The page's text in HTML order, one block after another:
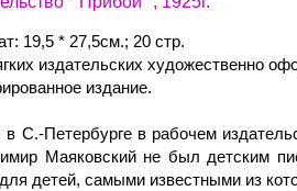
19,5 * 27,5см.; 20 стр.
издательских художественно
издание.
в С.-Петербурге в рабочем
Маяковский не был детским
детей, самыми известными из